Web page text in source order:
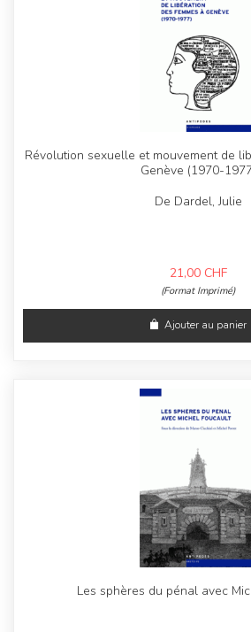
Révolution sexuelle et mouvement de
Genève (1970-
De Dardel, Julie
21,00 CHF
(Format Imprimé)
Ajouter au panier
Les sphères du pénal avec